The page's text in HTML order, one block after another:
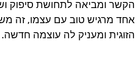
הקשר ומביאה לתחושת סיפוק
אחד מרגיש טוב עם עצמו, זה
הזוגית ומעניק לה עוצמה חדשה.